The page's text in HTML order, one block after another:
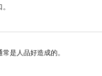
是人品好造成的。